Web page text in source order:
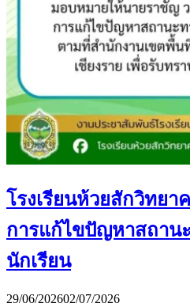
โรงเรียนห้วยสักวิทย
การแก้ไขปัญหาสถาน
นักเรียน
29/06/202602/07/2026